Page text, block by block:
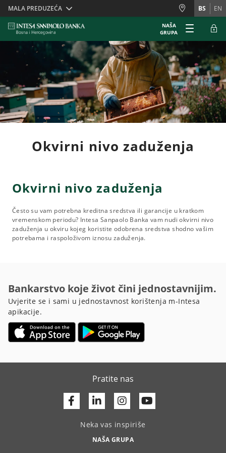
Skiplinks
MALA PREDUZEĆA BS EN
NAŠA
GRUPA
Okvirni nivo zaduženja
Okvirni nivo zaduženja
Često su vam potrebna kreditna sredstva ili garancije u kratkom
vremenskom periodu? Intesa Sanpaolo Banka vam nudi okvirni nivo
zaduženja u okviru kojeg koristite odobrena sredstva shodno vašim
potrebama i raspoloživom iznosu zaduženja.
Bankarstvo koje život čini jednostavnijim.
Uvjerite se i sami u jednostavnost korištenja m-Intesa
apikacije.
Pratite nas
Facebook
Linkedin
Neka vas inspiriše
NAŠA GRUPA